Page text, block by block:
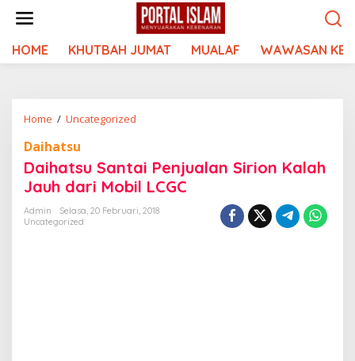
HOME KHUTBAH JUMAT MUALAF WAWASAN
Home / Uncategorized
Sirion
Kalah
Jauh
dari
Daihatsu
Daihatsu Santai Penjualan Sirion Kalah
Jauh dari Mobil LCGC
Admin
Selasa, 20 Februari, 2018
Uncategorized